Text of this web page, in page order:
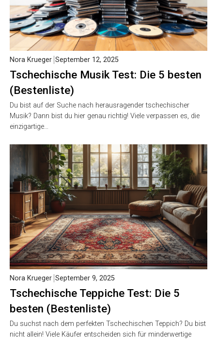
Tschechische Musik Test: Die 5 besten
(Bestenliste)
Nora Krueger September 12, 2025
Du bist auf der Suche nach herausragender tschechischer
Musik? Dann bist du hier genau richtig! Viele verpassen es, die
einzigartige…
Tschechische Teppiche Test: Die 5
besten (Bestenliste)
Nora Krueger September 9, 2025
Du suchst nach dem perfekten Tschechischen Teppich? Du bist
nicht allein! Viele Käufer entscheiden sich für minderwertige